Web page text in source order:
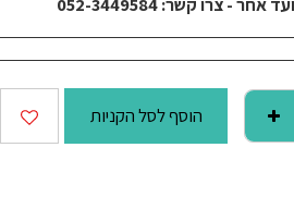
הוסף לסל הקניות